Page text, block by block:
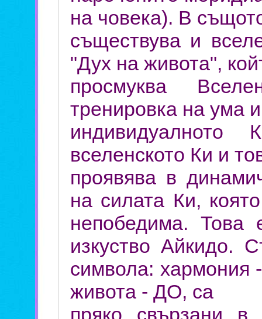
на човека). В
съществува и
"Дух на живота",
просмуква
тренировка на ума
вселенското Ки и
проявява в
на силата Ки,
непобедима. Това
изкуство Айкидо.
символа: хармония
живота - ДО, са
пряко свързани